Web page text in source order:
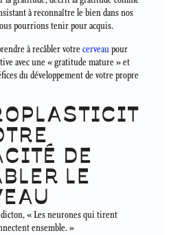
à reconnaître le bien dans nos
pourrions tenir pour acquis.
à recâbler votrecerveaupour
avec une « gratitude mature » et
du développement de votre propre
DE
LE
« Les neurones qui tirent
ensemble. »